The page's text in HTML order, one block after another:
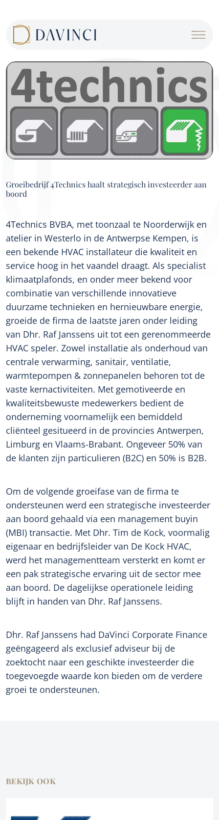
Groeibedrijf 4Technics haalt strategisch investeerder aan
boord
4Technics BVBA, met toonzaal te Noorderwijk en
atelier in Westerlo in de Antwerpse Kempen, is
een bekende HVAC installateur die kwaliteit en
service hoog in het vaandel draagt. Als specialist
klimaatplafonds, en onder meer bekend voor
combinatie van verschillende innovatieve
duurzame technieken en hernieuwbare energie,
groeide de firma de laatste jaren onder leiding
van Dhr. Raf Janssens uit tot een gerenommeerde
HVAC speler. Zowel installatie als onderhoud van
centrale verwarming, sanitair, ventilatie,
warmtepompen & zonnepanelen behoren tot de
vaste kernactiviteiten. Met gemotiveerde en
kwaliteitsbewuste medewerkers bedient de
onderneming voornamelijk een bemiddeld
cliënteel gesitueerd in de provincies Antwerpen,
Limburg en Vlaams-Brabant. Ongeveer 50% van
de klanten zijn particulieren (B2C) en 50% is B2B.
Om de volgende groeifase van de firma te
ondersteunen werd een strategische investeerder
aan boord gehaald via een management buyin
(MBI) transactie. Met Dhr. Tim de Kock, voormalig
eigenaar en bedrijfsleider van De Kock HVAC,
werd het managementteam versterkt en komt er
een pak strategische ervaring uit de sector mee
aan boord. De dagelijkse operationele leiding
blijft in handen van Dhr. Raf Janssens.
Dhr. Raf Janssens had DaVinci Corporate Finance
geëngageerd als exclusief adviseur bij de
zoektocht naar een geschikte investeerder die
toegevoegde waarde kon bieden om de verdere
groei te ondersteunen.
BEKIJK OOK